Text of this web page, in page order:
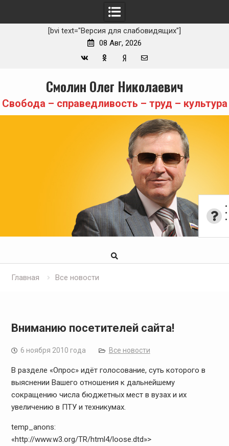
[bvi text="Версия для слабовидящих"]
08 Авг, 2026
Zen
mail
content
Смолин Олег Николаевич
Свобода – справедливость – труд – культура
Главная Все новости
Вниманию посетителей сайта!
6 ноября 2010 года Все новости
В разделе «Опрос»идёт голосование, суть которого в
выяснении Вашего отношения к дальнейшему
сокращению числа бюджетных мест в вузах и их
увеличению в ПТУ и техникумах.
temp_anons:
«http://www.w3.org/TR/html4/loose.dtd»>